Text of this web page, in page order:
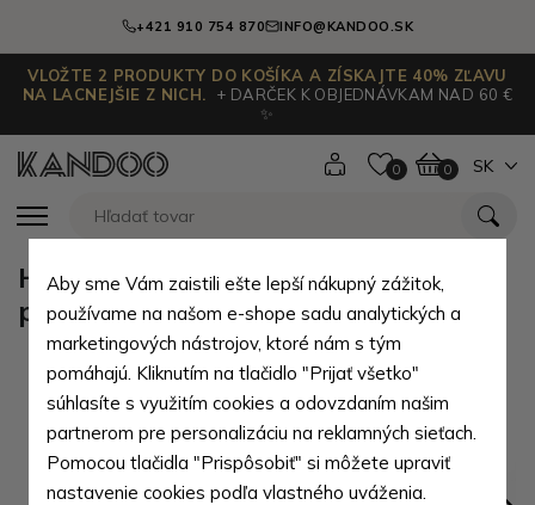
+421 910 754 870 INFO@KANDOO.SK
VLOŽTE 2 PRODUKTY DO KOŠÍKA A ZÍSKAJTE 40% ZĽAVU
NA LACNEJŠIE Z NICH.
+ DARČEK K OBJEDNÁVKAM NAD 60 €
✨
0 0 SK
Hnedá dámska klopová kožená
peňaženka Ellalien
Aby sme Vám zaistili ešte lepší nákupný zážitok,
používame na našom e-shope sadu analytických a
marketingových nástrojov, ktoré nám s tým
pomáhajú. Kliknutím na tlačidlo "Prijať všetko"
súhlasíte s využitím cookies a odovzdaním našim
partnerom pre personalizáciu na reklamných sieťach.
Pomocou tlačidla "Prispôsobiť" si môžete upraviť
nastavenie cookies podľa vlastného uváženia.